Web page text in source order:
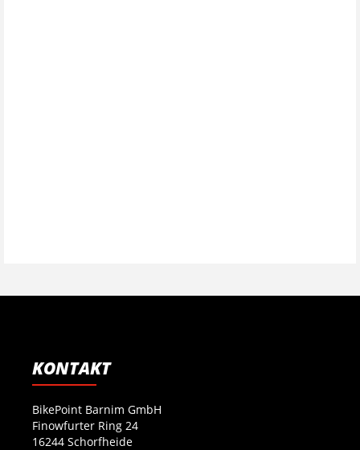
KONTAKT
BikePoint Barnim GmbH
Finowfurter Ring 24
16244 Schorfheide